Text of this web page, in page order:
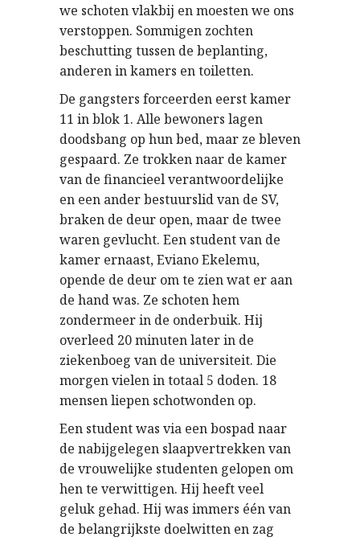
we schoten vlakbij en moesten we ons
verstoppen. Sommigen zochten
beschutting tussen de beplanting,
anderen in kamers en toiletten.
De gangsters forceerden eerst kamer
11 in blok 1. Alle bewoners lagen
doodsbang op hun bed, maar ze bleven
gespaard. Ze trokken naar de kamer
van de financieel verantwoordelijke
en een ander bestuurslid van de SV,
braken de deur open, maar de twee
waren gevlucht. Een student van de
kamer ernaast, Eviano Ekelemu,
opende de deur om te zien wat er aan
de hand was. Ze schoten hem
zondermeer in de onderbuik. Hij
overleed 20 minuten later in de
ziekenboeg van de universiteit. Die
morgen vielen in totaal 5 doden. 18
mensen liepen schotwonden op.
Een student was via een bospad naar
de nabijgelegen slaapvertrekken van
de vrouwelijke studenten gelopen om
hen te verwittigen. Hij heeft veel
geluk gehad. Hij was immers één van
de belangrijkste doelwitten en zag